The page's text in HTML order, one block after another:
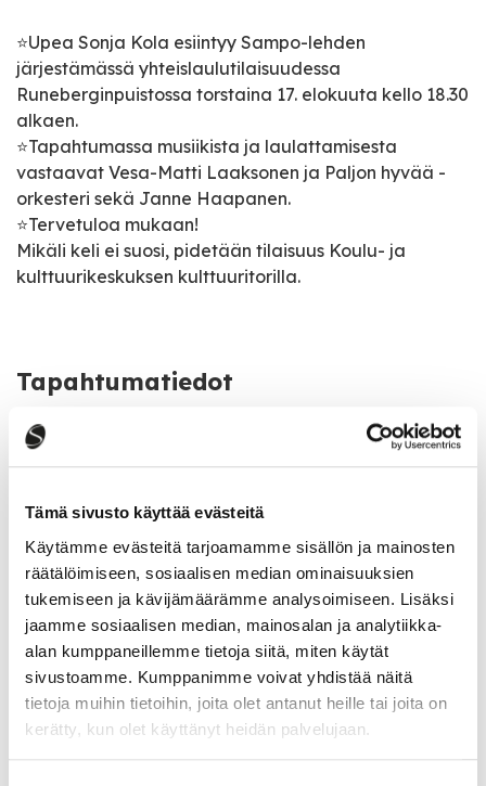
Tämä sivusto käyttää evästeitä
Käytämme evästeitä tarjoamamme sisällön ja mainosten
räätälöimiseen, sosiaalisen median ominaisuuksien
tukemiseen ja kävijämäärämme analysoimiseen. Lisäksi
jaamme sosiaalisen median, mainosalan ja analytiikka-
alan kumppaneillemme tietoja siitä, miten käytät
sivustoamme. Kumppanimme voivat yhdistää näitä
tietoja muihin tietoihin, joita olet antanut heille tai joita on
kerätty, kun olet käyttänyt heidän palvelujaan.
⭐️Upea Sonja Kola esiintyy Sampo-lehden
järjestämässä yhteislaulutilaisuudessa
Runeberginpuistossa torstaina 17. elokuuta kello 18.30
alkaen.
⭐️Tapahtumassa musiikista ja laulattamisesta
vastaavat Vesa-Matti Laaksonen ja Paljon hyvää -
orkesteri sekä Janne Haapanen.
⭐️Tervetuloa mukaan!
Mikäli keli ei suosi, pidetään tilaisuus Koulu- ja
kulttuurikeskuksen kulttuuritorilla.
Tapahtumatiedot
Tapahtuman järjestäjä
Tapahtumapaikka
Mittaripolku 1, 43100 Saarijärvi
Katso kaikki tapahtumat
Jaa tapahtuma: